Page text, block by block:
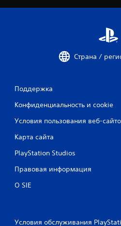
Страна /
Поддержка
Конфиденциальность и cookie
Условия пользования веб-
Карта сайта
PlayStation Studios
Правовая информация
О SIE
Условия обслуживания